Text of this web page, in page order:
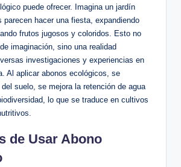
puede ofrecer. Imagina un jardín
parecen hacer una fiesta, expandiendo
frutos jugosos y coloridos. Esto no
imaginación, sino una realidad
investigaciones y experiencias en
Al aplicar abonos ecológicos, se
suelo, se mejora la retención de agua
lo que se traduce en cultivos
de Usar Abono